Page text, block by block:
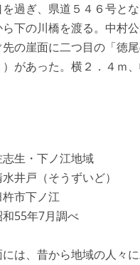
を過ぎ、県道５４６号と
下の川橋を渡る。中村
先の崖面に二つ目の「徳
があった。横２．４ｍ
生・下ノ江地域
戸（そうずいど）
市下ノ江
55年7月調べ
は、昔から地域の人々